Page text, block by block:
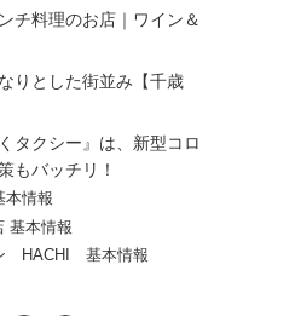
チ料理のお店｜ワイン＆
りとした街並み【千歳
タクシー』は、新型コロ
もバッチリ！
情報
基本情報
HACHI 基本情報